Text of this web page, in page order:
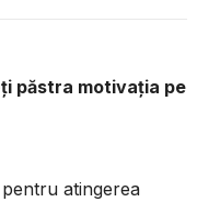
păstra motivația pe
atingerea